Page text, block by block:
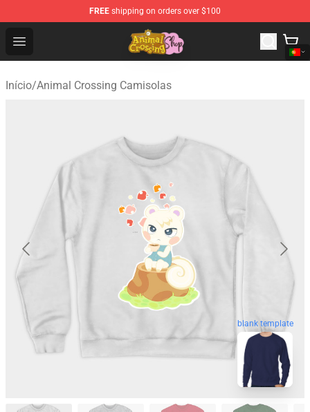
FREE shipping on orders over $100
Open menu
Animal Crossing Shop - Official Animal Crossing
Início/Animal Crossing Camisolas
blank template